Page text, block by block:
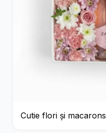
Cutie flori și macarons